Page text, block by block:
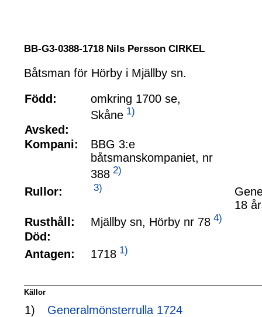
BB-G3-0388-1718 Nils Persson CIRKEL
Båtsman för Hörby i Mjällby sn.
Född:
omkring 1700 se,
Skåne 1)
Avsked:
Kompani:
BBG 3:e
båtsmanskompaniet, nr
388 2)
Rullor: 3)
18
Rusthåll:
Mjällby sn, Hörby nr 78 4)
Död:
Antagen:
1718 1)
Källor
1) Generalmönsterrulla 1724